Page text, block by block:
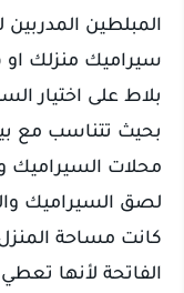
المبلطين
سيراميك منزلك
بلاط على اختيار
بحيث تتناسب مع
محلات السيراميك
لصق السيراميك
كانت مساحة
الفاتحة لأنها